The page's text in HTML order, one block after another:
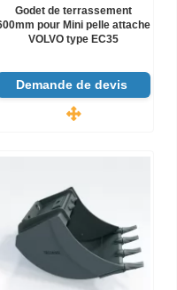
Godet de terrassement
pour Mini pelle attache
VOLVO type EC35
Demande de devis